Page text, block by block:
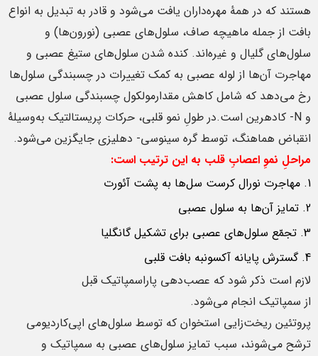
هستند که در همهٔ مهره‌داران یافت می‌شود و قادر به تبدیل به انواع
بافت از جمله ماهیچه صاف، سلول‌های عصبی (نورون‌ها) و
سلول‌های گلیال و غیره‌اند. کنده شدن سلول‌های ستیغ عصبی و
مهاجرت آن‌ها از لوله عصبی به کمک تغییرات در چسبندگی سلول‌ها
رخ می‌دهد که شامل کاهش مقدارمولکول چسبندگی سلول عصبی
و N- کادهرین است.در طولِ نمو قلبی، حرکات پریستالتیک به‌وسیلهٔ
انقباض هماهنگ، توسط گره سینوسی- دهلیزی جایگزین می‌شود.
مراحلِ نموِ اعصابِ قلب به این ترتیب است:
مهاجرت نورال کرست سل‌ها به پشت آئورت
تمایز آن‌ها به سلول عصبی
تجمّع سلول‌های عصبی برای تشکیل گانگلیا
گسترش پایانه آکسونبه بافت قلبی
لازم است ذکر شود که عصب‌دهی پاراسمپاتیک قبل
از سمپاتیک انجام می‌شود.
پروتئین ریخت‌زایی استخوان که توسط سلول‌های اپی‌کاردیومی
ترشح می‌شوند، سبب تمایز سلول‌های عصبی به سمپاتیک و